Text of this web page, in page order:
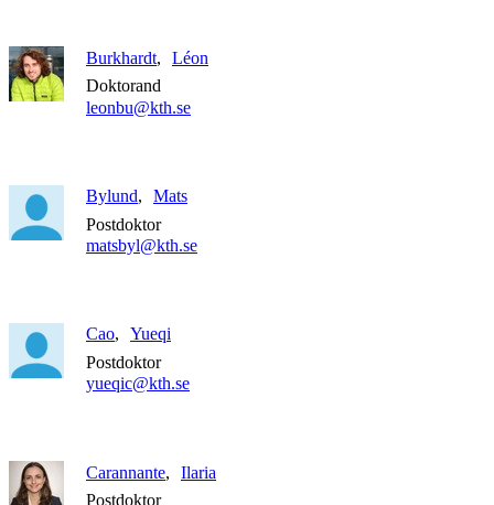
Burkhardt
Léon
Doktorand
leonbu@kth.se
Bylund
Mats
Postdoktor
matsbyl@kth.se
Cao
Yueqi
Postdoktor
yueqic@kth.se
Carannante
Ilaria
Postdoktor